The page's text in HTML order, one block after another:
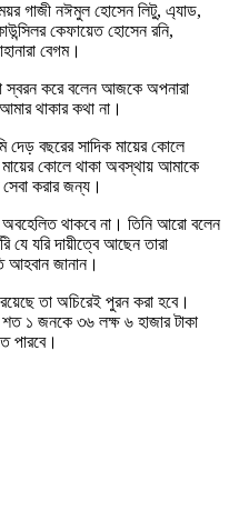
গাজী নঈমুল হোসেন লিটু, এ্যাড,
কেফায়েত হোসেন রনি,
বেগম।
করে বলেন আজকে অপনারা
থাকার কথা না।
দেড় বছরের সাদিক মায়ের কোলে
মায়ের কোলে থাকা অবস্থায় আমাকে
করার জন্য।
থাকবে না। তিনি আরো বলেন
যে যরি দায়ীত্বে আছেন তারা
আহবান জানান।
তা অচিরেই পুরন করা হবে।
শত ১ জনকে ৩৬ লক্ষ ৬ হাজার টাকা
পারবে।